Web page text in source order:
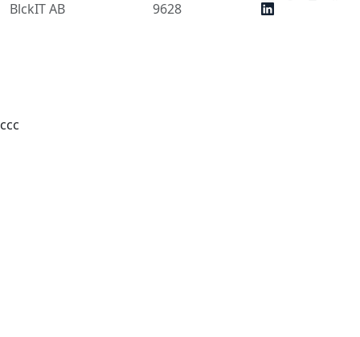
BlckIT AB
9628
ссс